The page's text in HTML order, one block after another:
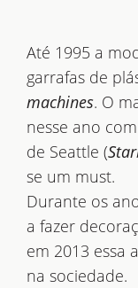
Até 1995 a
garrafas de
machines. O
nesse ano
de Seattle (
se um must.
Durante os
a fazer
em 2013 essa
na sociedade.